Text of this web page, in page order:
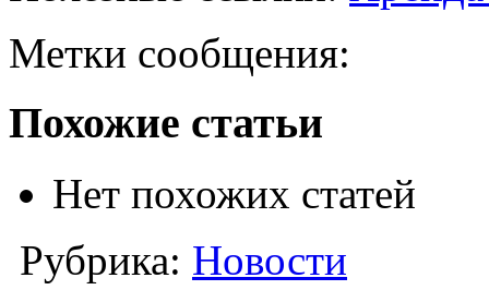
Метки сообщения:
Похожие статьи
Нет похожих статей
Рубрика: Новости